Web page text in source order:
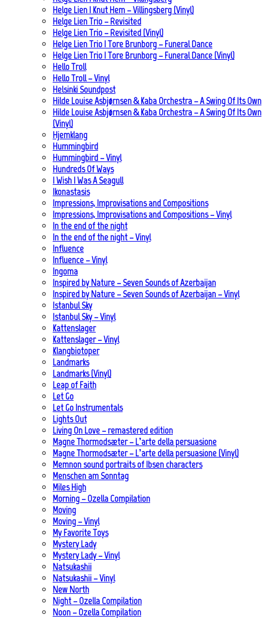
Helge Lien | Knut Hem – Villingsberg (Vinyl)
Helge Lien Trio – Revisited
Helge Lien Trio – Revisited (Vinyl)
Helge Lien Trio | Tore Brunborg – Funeral Dance
Helge Lien Trio | Tore Brunborg – Funeral Dance (Vinyl)
Hello Troll
Hello Troll – Vinyl
Helsinki Soundpost
Hilde Louise Asbjørnsen & Kaba Orchestra – A Swing Of Its Own
Hilde Louise Asbjørnsen & Kaba Orchestra – A Swing Of Its Own
(Vinyl)
Hjemklang
Hummingbird
Hummingbird – Vinyl
Hundreds Of Ways
I Wish I Was A Seagull
Ikonastasis
Impressions, Improvisations and Compositions
Impressions, Improvisations and Compositions – Vinyl
In the end of the night
In the end of the night – Vinyl
Influence
Influence – Vinyl
Ingoma
Inspired by Nature – Seven Sounds of Azerbaijan
Inspired by Nature – Seven Sounds of Azerbaijan – Vinyl
Istanbul Sky
Istanbul Sky – Vinyl
Kattenslager
Kattenslager – Vinyl
Klangbiotoper
Landmarks
Landmarks (Vinyl)
Leap of Faith
Let Go
Let Go Instrumentals
Lights Out
Living On Love – remastered edition
Magne Thormodsæter – L’arte della persuasione
Magne Thormodsæter – L’arte della persuasione (Vinyl)
Memnon sound portraits of Ibsen characters
Menschen am Sonntag
Miles High
Morning – Ozella Compilation
Moving
Moving – Vinyl
My Favorite Toys
Mystery Lady
Mystery Lady – Vinyl
Natsukashii
Natsukashii – Vinyl
New North
Night – Ozella Compilation
Noon – Ozella Compilation